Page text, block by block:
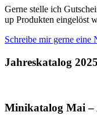
Gerne stelle ich
up Produkten eingelöst
Schreibe mir gerne eine
Jahreskatalog
Minikatalog Mai –